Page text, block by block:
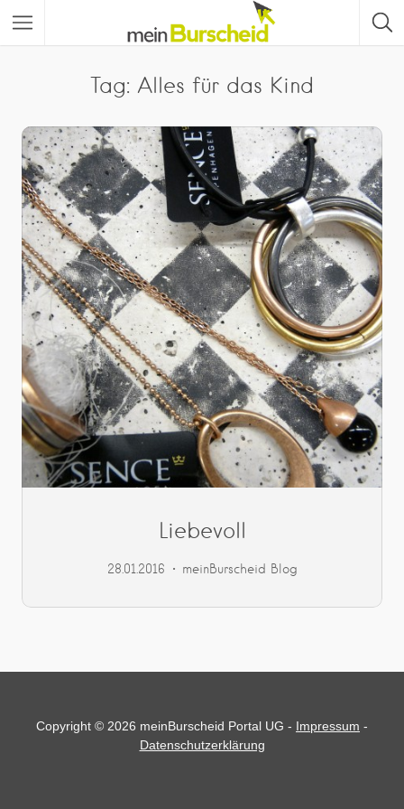
Tag: Alles für das Kind
Liebevoll
28.01.2016 meinBurscheid Blog
Copyright © 2026 meinBurscheid Portal UG - Impressum -
Datenschutzerklärung